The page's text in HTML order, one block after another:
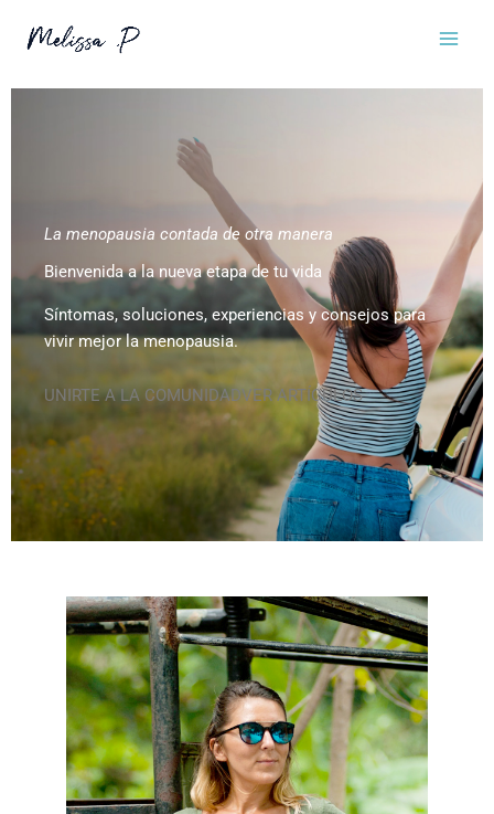
La menopausia contada de otra manera
Bienvenida a la nueva etapa de tu vida
Síntomas, soluciones, experiencias y consejos para
vivir mejor la menopausia.
UNIRTE A LA COMUNIDADVER ARTÍCULOS